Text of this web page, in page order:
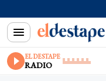
EL DESTAPE
RADIO